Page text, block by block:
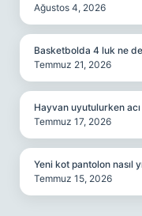
Ağustos 4, 2026
Basketbolda 4 luk ne
Temmuz 21, 2026
Hayvan uyutulurken
Temmuz 17, 2026
Yeni kot pantolon nasıl
Temmuz 15, 2026